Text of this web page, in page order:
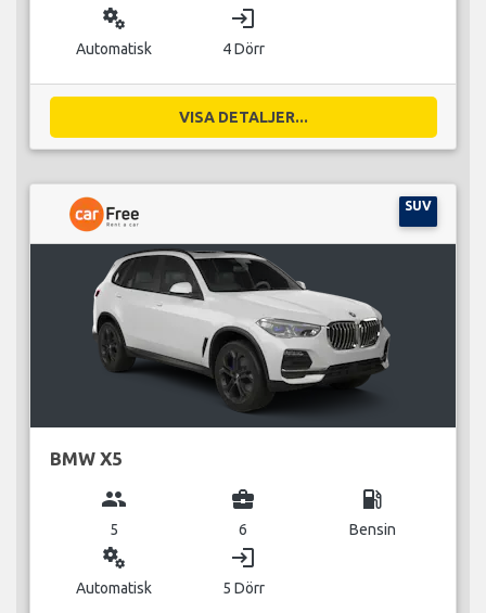
miscellaneous_services
Automatisk
login
4 Dörr
VISA DETALJER...
SUV
BMW X5
group
5
business_center
6
local_gas_station
Bensin
miscellaneous_services
Automatisk
login
5 Dörr